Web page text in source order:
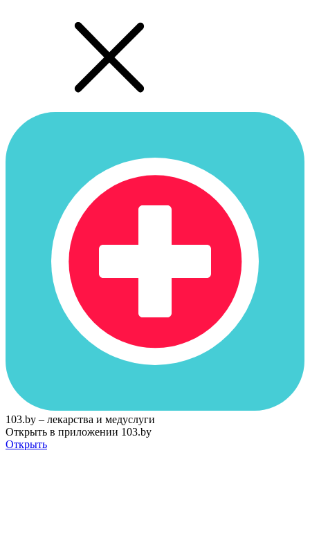
103.by – лекарства и медуслуги
Открыть в приложении 103.by
Открыть